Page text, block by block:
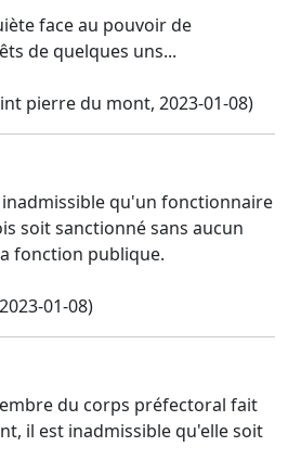
face au pouvoir de
de quelques uns...
pierre du mont, 2023-01-08)
inadmissible qu'un fonctionnaire
soit sanctionné sans aucun
fonction publique.
01-08)
du corps préfectoral fait
il est inadmissible qu'elle soit